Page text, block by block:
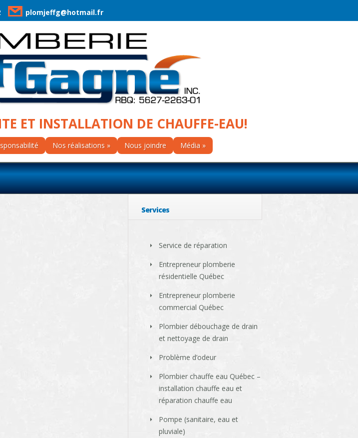
plomjeffg@hotmail.fr
ET INSTALLATION DE CHAUFFE-EAU!
Nos réalisations Nous joindre Média
Services
Service de réparation
Entrepreneur plomberie
résidentielle Québec
Entrepreneur plomberie
commercial Québec
Plombier débouchage de drain
et nettoyage de drain
Problème d’odeur
Plombier chauffe eau Québec –
installation chauffe eau et
réparation chauffe eau
Pompe (sanitaire, eau et
pluviale)